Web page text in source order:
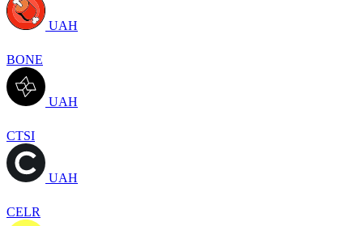
UAH
BONE
UAH
CTSI
UAH
CELR